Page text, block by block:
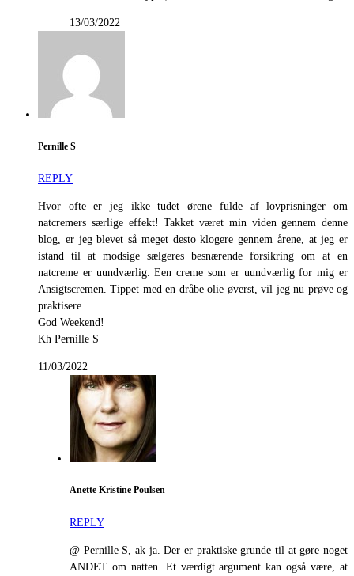
13/03/2022
Pernille S
REPLY
Hvor ofte er jeg ikke tudet ørene fulde af lovprisninger om
natcremers særlige effekt! Takket været min viden gennem denne
blog, er jeg blevet så meget desto klogere gennem årene, at jeg er
istand til at modsige sælgeres besnærende forsikring om at en
natcreme er uundværlig. Een creme som er uundværlig for mig er
Ansigtscremen. Tippet med en dråbe olie øverst, vil jeg nu prøve og
praktisere.
God Weekend!
Kh Pernille S
11/03/2022
Anette Kristine Poulsen
REPLY
@ Pernille S, ak ja. Der er praktiske grunde til at gøre noget
ANDET om natten. Et værdigt argument kan også være, at